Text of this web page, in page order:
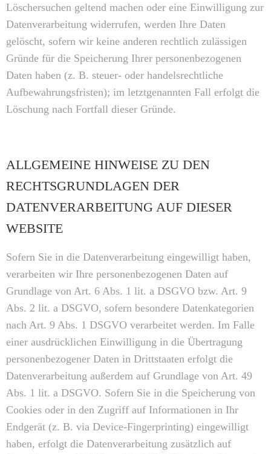
Löschersuchen geltend machen oder eine Einwilligung zur
Datenverarbeitung widerrufen, werden Ihre Daten
gelöscht, sofern wir keine anderen rechtlich zulässigen
Gründe für die Speicherung Ihrer personenbezogenen
Daten haben (z. B. steuer- oder handelsrechtliche
Aufbewahrungsfristen); im letztgenannten Fall erfolgt die
Löschung nach Fortfall dieser Gründe.
ALLGEMEINE HINWEISE ZU DEN
RECHTSGRUNDLAGEN DER
DATENVERARBEITUNG AUF DIESER
WEBSITE
Sofern Sie in die Datenverarbeitung eingewilligt haben,
verarbeiten wir Ihre personenbezogenen Daten auf
Grundlage von Art. 6 Abs. 1 lit. a DSGVO bzw. Art. 9
Abs. 2 lit. a DSGVO, sofern besondere Datenkategorien
nach Art. 9 Abs. 1 DSGVO verarbeitet werden. Im Falle
einer ausdrücklichen Einwilligung in die Übertragung
personenbezogener Daten in Drittstaaten erfolgt die
Datenverarbeitung außerdem auf Grundlage von Art. 49
Abs. 1 lit. a DSGVO. Sofern Sie in die Speicherung von
Cookies oder in den Zugriff auf Informationen in Ihr
Endgerät (z. B. via Device-Fingerprinting) eingewilligt
haben, erfolgt die Datenverarbeitung zusätzlich auf